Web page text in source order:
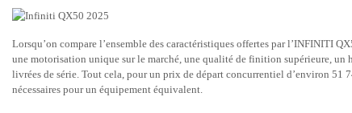
Lorsqu’on compare l’ensemble des caractéristiques offertes par l’INFINITI
une motorisation unique sur le marché, une qualité de finition supérieure,
livrées de série. Tout cela, pour un prix de départ concurrentiel d’environ
nécessaires pour un équipement équivalent.